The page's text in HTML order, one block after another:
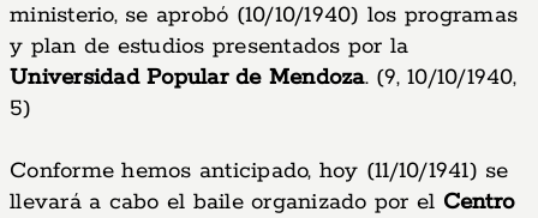
ministerio, se aprobó (10/10/1940) los programas
y plan de estudios presentados por la
Universidad Popular de Mendoza. (9, 10/10/1940,
5)
Conforme hemos anticipado, hoy (11/10/1941) se
llevará a cabo el baile organizado por el Centro